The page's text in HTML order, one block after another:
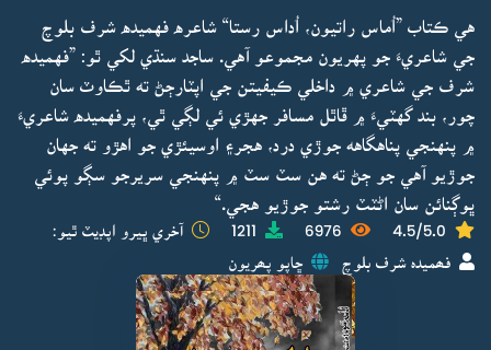
هي ڪتاب ”اُماس راتيون، اُداس رستا“ شاعره فهميده شرف بلوچ
جي شاعريءَ جو پهريون مجموعو آهي. ساجد سنڌي لکي ٿو: ”فهميده
شرف جي شاعري ۾ داخلي ڪيفيتن جي اپٽارڄڻ ته ٿڪاوٽ سان
چور، بند گهٽيءَ ۾ ڦاٿل مسافر جهڙي ئي لڳي ٿي، پرفهميده شاعريءَ
۾ پنهنجي پناهگاهه جوڙي درد، هجر۽ اوسيئڙي جو اهڙو ته جهان
جوڙيو آهي جو ڄڻ ته هن سٽ سٽ ۾ پنهنجي سريرجو سڳو پوئي
ڀوڳنائن سان اڻٽٽ رشتو جوڙيو هجي.“
4.5/5.0
6976
1211 آخري ڀيرو اپڊيٽ ٿيو:
فھميدہ شرف بلوچ ڇاپو پھريون